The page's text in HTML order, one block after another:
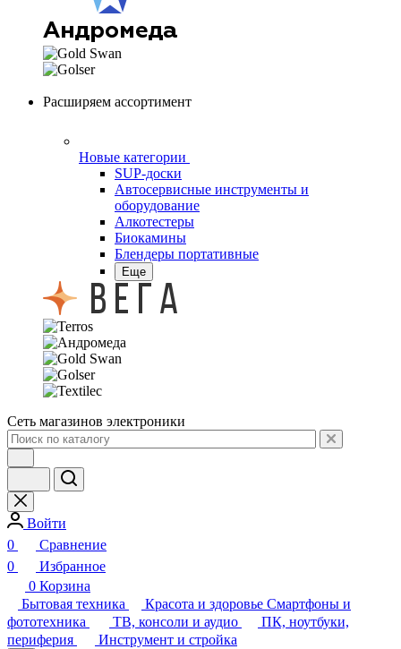
Расширяем ассортимент
Автосервисные инструменты и
оборудование
Алкотестеры
Биокамины
Блендеры портативные
Еще
Сеть магазинов электроники
0
Сравнение
0
Избранное
Корзина
Бытовая техника
фототехника
ТВ, консоли и аудио
ПК, ноутбуки,
периферия
Инструмент и стройка